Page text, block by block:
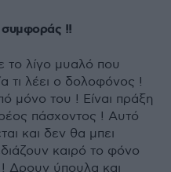
!!
το λίγο μυαλό που
τι λέει ο δολοφόνος !
μόνο του ! Είναι πράξη
πάσχοντος ! Αυτό
και δεν θα μπει
καιρό το φόνο
Δρουν ύπουλα και